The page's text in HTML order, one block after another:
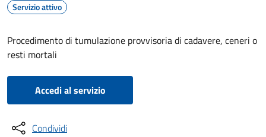
Servizio attivo
Procedimento di tumulazione provvisoria di cadavere, ceneri o
resti mortali
Accedi al servizio
Condividi